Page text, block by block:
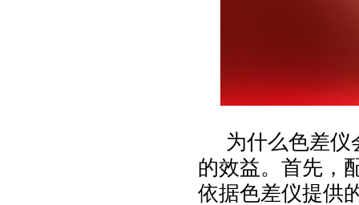
为什么色差仪
的效益。首先，
依据色差仪提供